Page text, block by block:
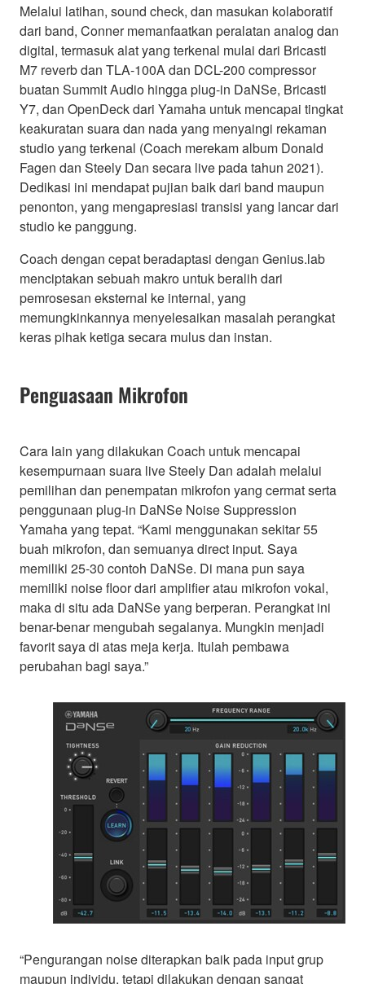
Melalui latihan, sound check, dan masukan kolaboratif
dari band, Conner memanfaatkan peralatan analog dan
digital, termasuk alat yang terkenal mulai dari Bricasti
M7 reverb dan TLA-100A dan DCL-200 compressor
buatan Summit Audio hingga plug-in DaNSe, Bricasti
Y7, dan OpenDeck dari Yamaha untuk mencapai tingkat
keakuratan suara dan nada yang menyaingi rekaman
studio yang terkenal (Coach merekam album Donald
Fagen dan Steely Dan secara live pada tahun 2021).
Dedikasi ini mendapat pujian baik dari band maupun
penonton, yang mengapresiasi transisi yang lancar dari
studio ke panggung.
Coach dengan cepat beradaptasi dengan Genius.lab
menciptakan sebuah makro untuk beralih dari
pemrosesan eksternal ke internal, yang
memungkinkannya menyelesaikan masalah perangkat
keras pihak ketiga secara mulus dan instan.
Penguasaan Mikrofon
Cara lain yang dilakukan Coach untuk mencapai
kesempurnaan suara live Steely Dan adalah melalui
pemilihan dan penempatan mikrofon yang cermat serta
penggunaan plug-in DaNSe Noise Suppression
Yamaha yang tepat. “Kami menggunakan sekitar 55
buah mikrofon, dan semuanya direct input. Saya
memiliki 25-30 contoh DaNSe. Di mana pun saya
memiliki noise floor dari amplifier atau mikrofon vokal,
maka di situ ada DaNSe yang berperan. Perangkat ini
benar-benar mengubah segalanya. Mungkin menjadi
favorit saya di atas meja kerja. Itulah pembawa
perubahan bagi saya.”
“Pengurangan noise diterapkan baik pada input grup
maupun individu, tetapi dilakukan dengan sangat